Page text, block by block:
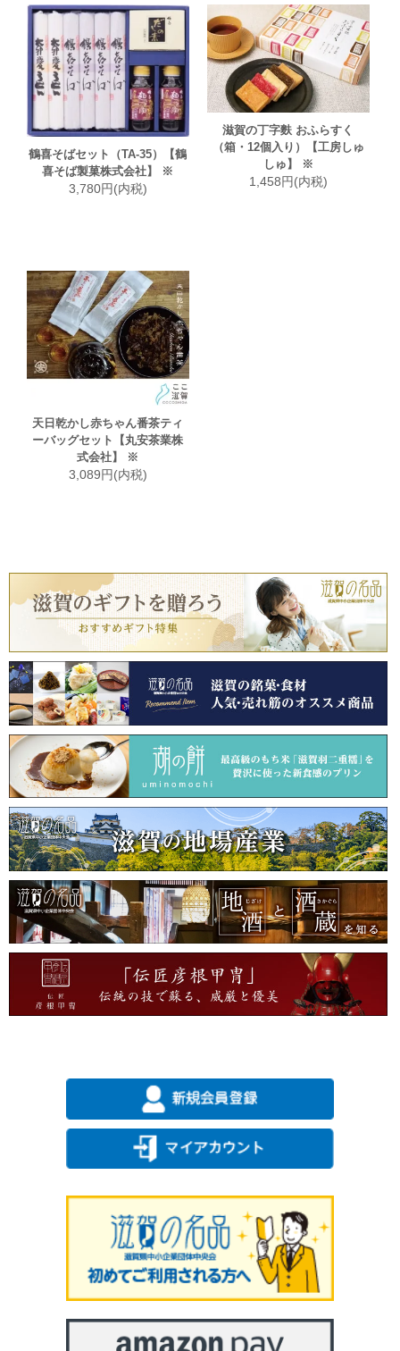
鶴喜そばセット（TA-35）【鶴
喜そば製菓株式会社】 ※
3,780円(内税)
滋賀の丁字麩 おふらすく
（箱・12個入り）【工房しゅ
しゅ】 ※
1,458円(内税)
天日乾かし赤ちゃん番茶ティ
ーバッグセット【丸安茶業株
式会社】 ※
3,089円(内税)